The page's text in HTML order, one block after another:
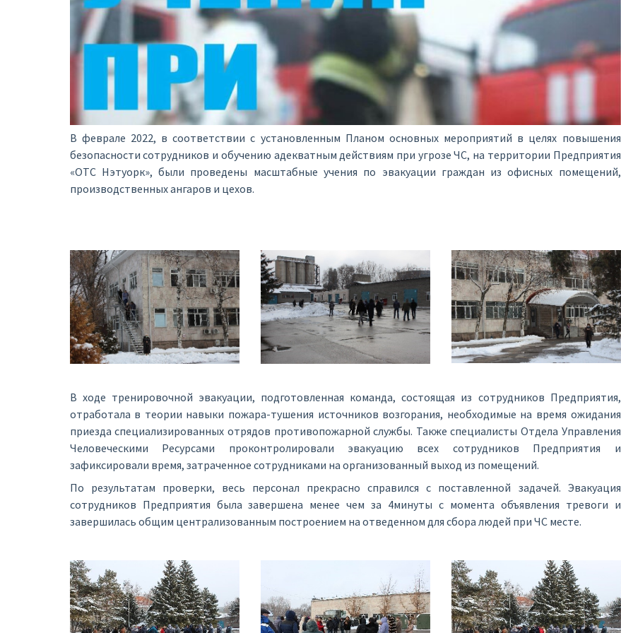
В феврале 2022, в соответствии с установленным Планом основных мероприятий в целях повышения
безопасности сотрудников и обучению адекватным действиям при угрозе ЧС, на территории Предприятия
«ОТС Нэтуорк», были проведены масштабные учения по эвакуации граждан из офисных помещений,
производственных ангаров и цехов.
В ходе тренировочной эвакуации, подготовленная команда, состоящая из сотрудников Предприятия,
отработала в теории навыки пожара-тушения источников возгорания, необходимые на время ожидания
приезда специализированных отрядов противопожарной службы. Также специалисты Отдела Управления
Человеческими Ресурсами проконтролировали эвакуацию всех сотрудников Предприятия и
зафиксировали время, затраченное сотрудниками на организованный выход из помещений.
По результатам проверки, весь персонал прекрасно справился с поставленной задачей. Эвакуация
сотрудников Предприятия была завершена менее чем за 4минуты с момента объявления тревоги и
завершилась общим централизованным построением на отведенном для сбора людей при ЧС месте.